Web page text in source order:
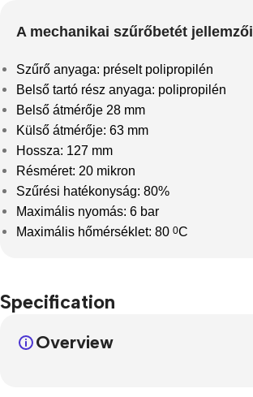
A mechanikai szűrőbetét jellemzői
Szűrő anyaga: préselt polipropilén
Belső tartó rész anyaga: polipropilén
Belső átmérője 28 mm
Külső átmérője: 63 mm
Hossza: 127 mm
Résméret: 20 mikron
Szűrési hatékonyság: 80%
Maximális nyomás: 6 bar
Maximális hőmérséklet: 80 0C
Specification
Overview